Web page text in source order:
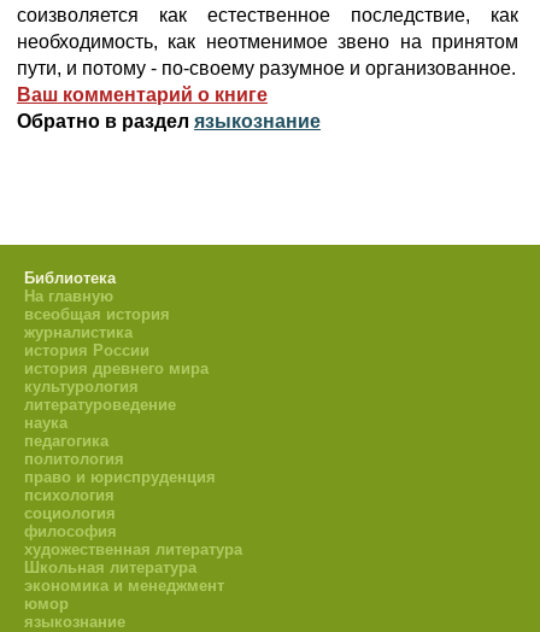
соизволяется как естественное последствие, как
необходимость, как неотменимое звено на принятом
пути, и потому - по-своему разумное и организованное.
Ваш комментарий о книге
Обратно в раздел языкознание
Библиотека
На главную
всеобщая история
журналистика
история России
история древнего мира
культурология
литературоведение
наука
педагогика
политология
право и юриспруденция
психология
социология
философия
художественная литература
Школьная литература
экономика и менеджмент
юмор
языкознание